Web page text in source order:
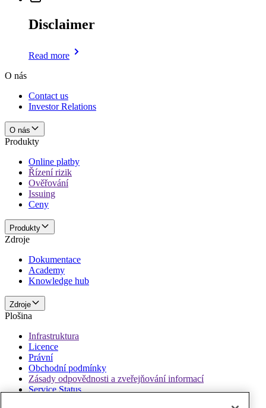
Disclaimer
Read more
O nás
Contact us
Investor Relations
O nás
Produkty
Online platby
Řízení rizik
Ověřování
Issuing
Ceny
Produkty
Zdroje
Dokumentace
Academy
Knowledge hub
Zdroje
Plošina
Infrastruktura
Licence
Právní
Obchodní podmínky
Zásady odpovědnosti a zveřejňování informací
Service Status